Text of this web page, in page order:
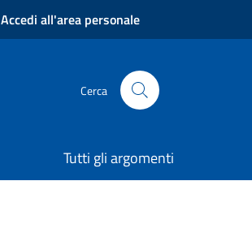
Accedi all'area personale
Cerca
Tutti gli argomenti